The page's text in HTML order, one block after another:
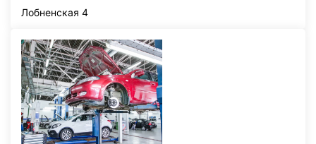
Лобненская 4